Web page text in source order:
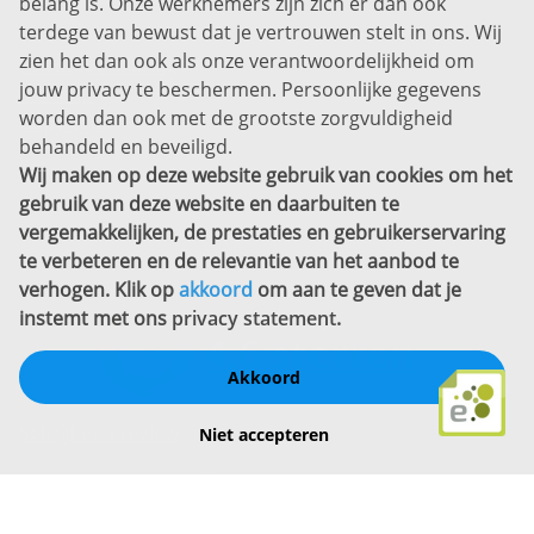
Disclaimer
Privacyverklaring
Sitemap
Copyright
Bekijk ook eens
terdege van bewust dat je vertrouwen stelt in ons. Wij
zien het dan ook als onze verantwoordelijkheid om
jouw privacy te beschermen. Persoonlijke gegevens
worden dan ook met de grootste zorgvuldigheid
behandeld en beveiligd.
Wij maken op deze website gebruik van cookies om het
gebruik van deze website en daarbuiten te
vergemakkelijken, de prestaties en gebruikerservaring
te verbeteren en de relevantie van het aanbod te
verhogen. Klik opakkoord om aan te geven dat je
instemt met ons privacy statement.
Akkoord
Niet accepteren